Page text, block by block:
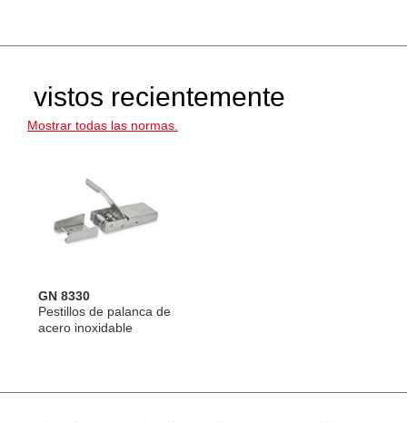
vistos recientemente
Mostrar todas las normas.
GN 8330
Pestillos de palanca de
acero inoxidable